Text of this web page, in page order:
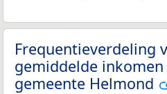
Frequentieverdeling
gemiddelde
gemeente Helmond